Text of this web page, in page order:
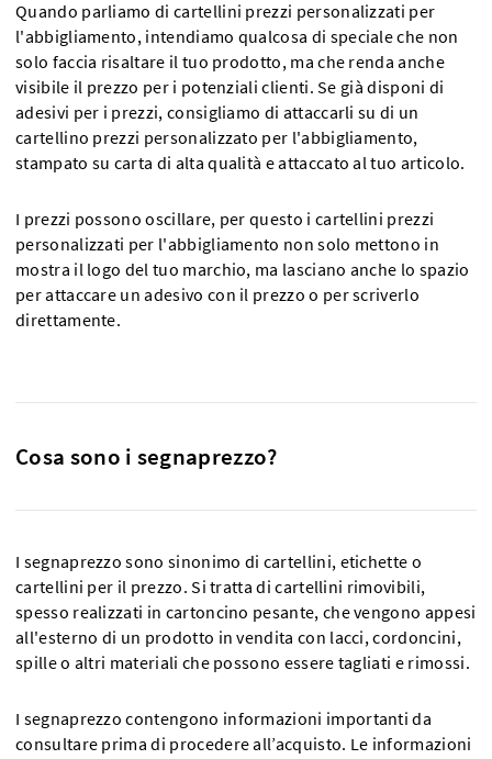
Quando parliamo di cartellini prezzi personalizzati per
l'abbigliamento, intendiamo qualcosa di speciale che non
solo faccia risaltare il tuo prodotto, ma che renda anche
visibile il prezzo per i potenziali clienti. Se già disponi di
adesivi per i prezzi, consigliamo di attaccarli su di un
cartellino prezzi personalizzato per l'abbigliamento,
stampato su carta di alta qualità e attaccato al tuo articolo.
I prezzi possono oscillare, per questo i cartellini prezzi
personalizzati per l'abbigliamento non solo mettono in
mostra il logo del tuo marchio, ma lasciano anche lo spazio
per attaccare un adesivo con il prezzo o per scriverlo
direttamente.
Cosa sono i segnaprezzo?
I segnaprezzo sono sinonimo di cartellini, etichette o
cartellini per il prezzo. Si tratta di cartellini rimovibili,
spesso realizzati in cartoncino pesante, che vengono appesi
all'esterno di un prodotto in vendita con lacci, cordoncini,
spille o altri materiali che possono essere tagliati e rimossi.
I segnaprezzo contengono informazioni importanti da
consultare prima di procedere all’acquisto. Le informazioni